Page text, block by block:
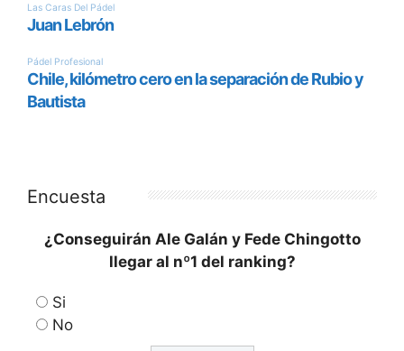
Encuesta
¿Conseguirán Ale Galán y Fede Chingotto
llegar al nº1 del ranking?
Si
No